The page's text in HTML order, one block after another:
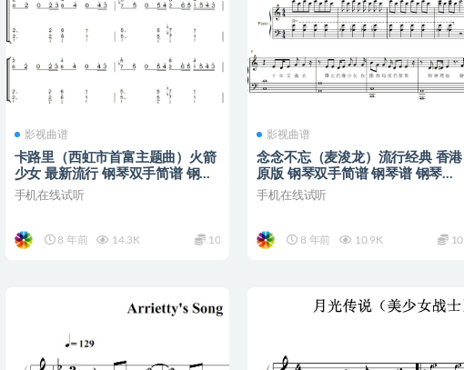
影视曲谱
卡路里（西虹市首富主题曲）火箭
少女 最新流行 钢琴双手简谱 钢琴
谱 钢琴简谱
手机在线试听
8 年前 14.3K 10
影视曲谱
念念不忘（麦浚龙）流行经典 香港
原版 钢琴双手简谱 钢琴谱 钢琴简
谱 简五谱
手机在线试听
8 年前 10.9K 10